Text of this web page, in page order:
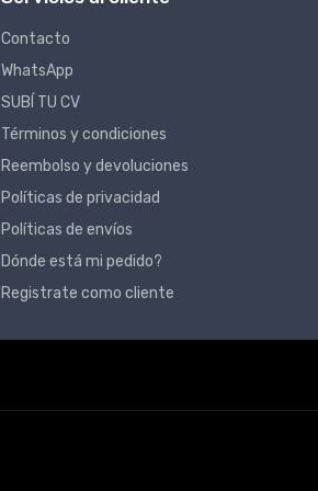
Contacto
WhatsApp
SUBÍ TU CV
Términos y condiciones
Reembolso y devoluciones
Políticas de privacidad
Políticas de envíos
Dónde está mi pedido?
Registrate como cliente